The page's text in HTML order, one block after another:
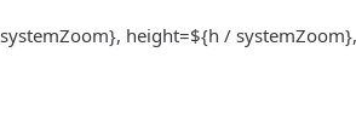
height=${h /